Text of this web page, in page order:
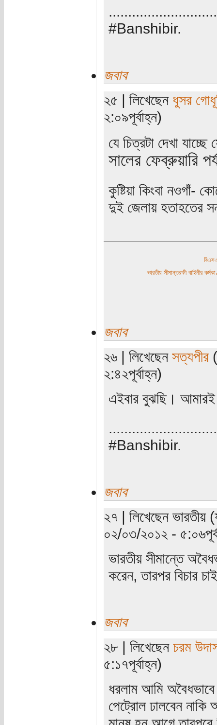
#Banshibir.
জবাব
২৫ | লিখেছেন ধুসর
২:০৯পূর্বাহ্ন)
যে চিত্রটা দেখা
সালের ফেব্রুয়ারি
কুষ্টিয়া কিংবা
দুই জেলায় হতাহতের
ভারতীয় সীমান্তরক্ষী বাহিনীর
জবাব
২৬ | লিখেছেন সত্যপীর
২:৪২পূর্বাহ্ন)
এইবার বুঝছি। আমারই
#Banshibir.
জবাব
২৭ | লিখেছেন ভারতীয়
০২/০৩/২০১২ -
ভারতীয় সীমান্তে
করেন, তারপর বিচার
জবাব
২৮ | লিখেছেন চরম
৫:১৭পূর্বাহ্ন)
ধরলাম আমি
পেট্রোল ঢালবেন